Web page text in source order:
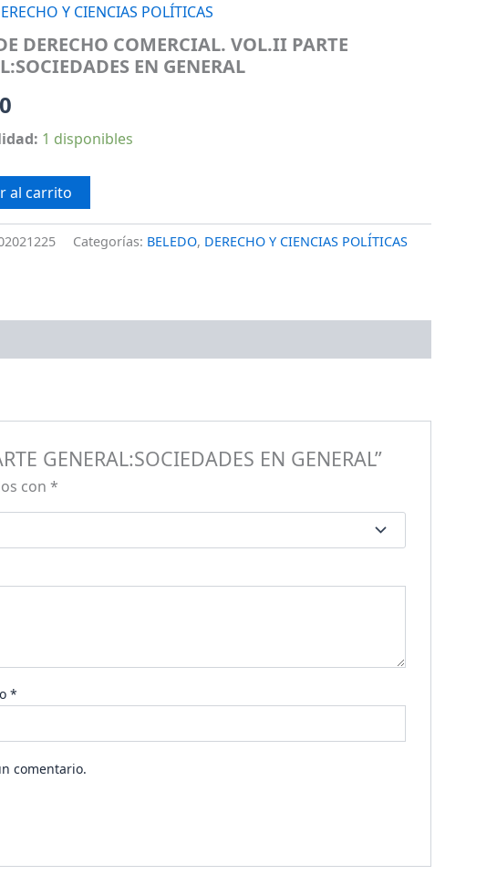
Y CIENCIAS POLÍTICAS
DERECHO COMERCIAL. VOL.II PARTE
EN GENERAL
1 disponibles
al carrito
Categorías: BELEDO, DERECHO Y CIENCIAS POLÍTICAS
GENERAL:SOCIEDADES EN GENERAL”
con *
*
comentario.